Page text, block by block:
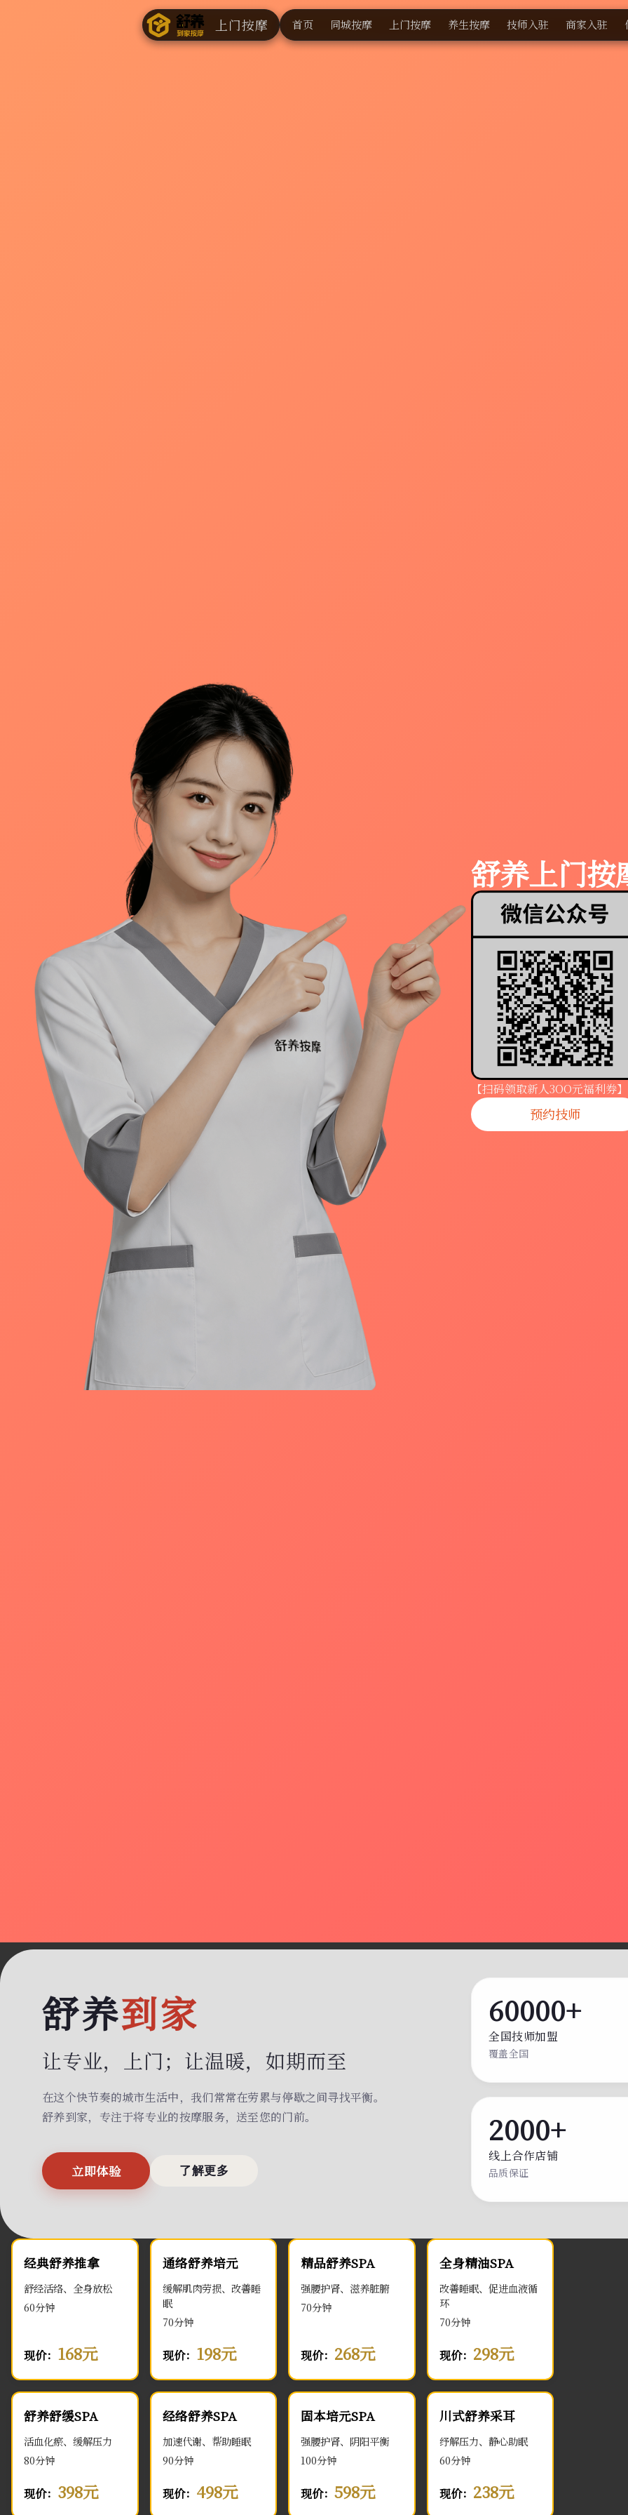
上门按摩 首页 同城按摩 上门按摩 养生按摩 技师入驻 商家入驻
舒养上门按
【扫码领取新人3OO元福利券】
预约技师
舒养到家
让专业，上门； 让温暖，如期而至
在这个快节奏的城市生活中，我们常常在劳累与停歇之间寻找平衡。
舒养到家，专注于将专业的按摩服务，送至您的门前。
立即体验 了解更多
60000+
全国技师加盟
覆盖全国
2000+
线上合作店铺
品质保证
经典舒养推拿
舒经活络、全身放松
60分钟
现价： 168元
通络舒养培元
缓解肌肉劳损、改善睡
眠
70分钟
现价： 198元
精品舒养SPA
强腰护肾、滋养脏腑
70分钟
现价： 268元
全身精油SPA
改善睡眠、促进血液循
环
70分钟
现价： 298元
舒养舒缓SPA
活血化瘀、缓解压力
80分钟
现价： 398元
经络舒养SPA
加速代谢、帮助睡眠
90分钟
现价： 498元
固本培元SPA
强腰护肾、阴阳平衡
100分钟
现价：598元
川式舒养采耳
纾解压力、静心助眠
60分钟
现价： 238元